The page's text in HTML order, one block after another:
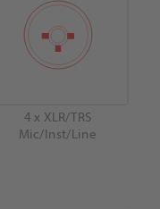
4 x XLR/TRS
Mic/Inst/Line